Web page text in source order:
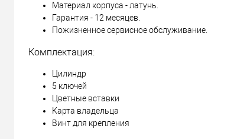
Материал корпуса - латунь.
Гарантия - 12 месяцев.
Пожизненное сервисное обслуживание.
Комплектация:
Цилиндр
5 ключей
Цветные вставки
Карта владельца
Винт для крепления